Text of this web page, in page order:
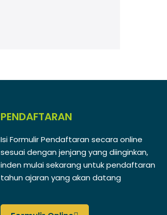
PENDAFTARAN
Isi Formulir Pendaftaran secara online
sesuai dengan jenjang yang diinginkan,
inden mulai sekarang untuk pendaftaran
tahun ajaran yang akan datang